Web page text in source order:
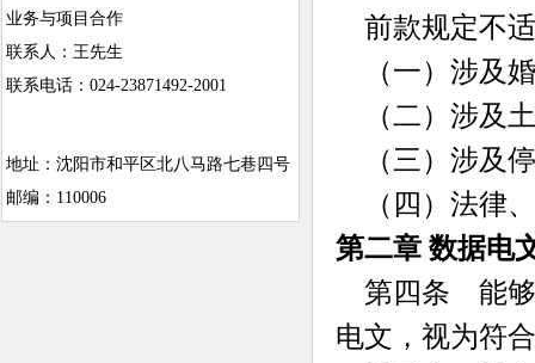
业务与项目合作
联系人：王先生
联系电话：024-23871492-2001
地址：沈阳市和平区北八马路七巷四号
邮编：110006
前款规定不
（一）涉及
（二）涉及
（三）涉及
（四）法律
第二章 数据电
第四条 能够
电文，视为符